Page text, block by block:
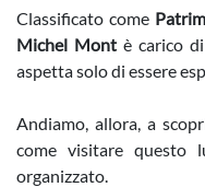
Classificato come
Michel Montè carico di
aspetta solo di essere
Andiamo, allora, a
come visitare questo
organizzato.